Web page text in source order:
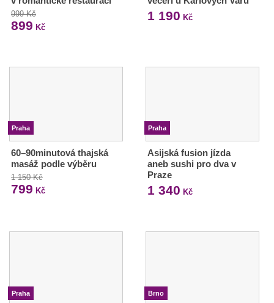
999 Kč
899 Kč
1 190 Kč
Praha
60–90minutová thajská
masáž podle výběru
1 150 Kč
799 Kč
Praha
Asijská fusion jízda
aneb sushi pro dva v
Praze
1 340 Kč
Praha Brno